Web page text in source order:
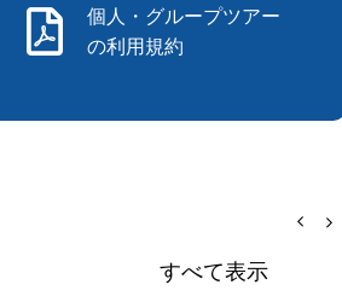
個人・グループツアー
の利用規約
すべて表示